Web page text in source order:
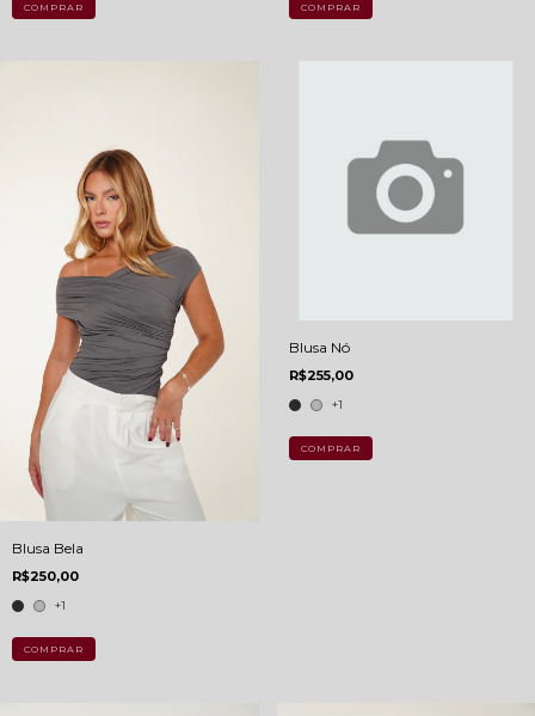
COMPRAR COMPRAR
Blusa Bela
R$250,00
+1
COMPRAR
Blusa Nó
R$255,00
+1
COMPRAR